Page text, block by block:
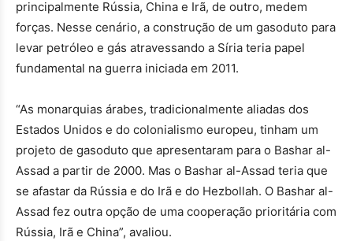
principalmente Rússia, China e Irã, de outro, medem
forças. Nesse cenário, a construção de um gasoduto para
levar petróleo e gás atravessando a Síria teria papel
fundamental na guerra iniciada em 2011.
“As monarquias árabes, tradicionalmente aliadas dos
Estados Unidos e do colonialismo europeu, tinham um
projeto de gasoduto que apresentaram para o Bashar al-
Assad a partir de 2000. Mas o Bashar al-Assad teria que
se afastar da Rússia e do Irã e do Hezbollah. O Bashar al-
Assad fez outra opção de uma cooperação prioritária com
Rússia, Irã e China”, avaliou.